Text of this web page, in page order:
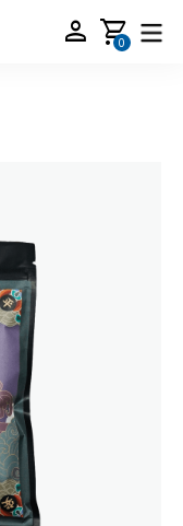
person shopping_cart
0